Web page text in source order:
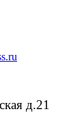
д.21